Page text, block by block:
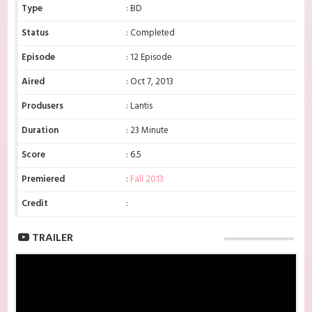
Type
: BD
Status
: Completed
Episode
: 12 Episode
Aired
: Oct 7, 2013
Produsers
: Lantis
Duration
: 23 Minute
Score
: 6.5
Premiered
: Fall 2013
Credit
:
TRAILER